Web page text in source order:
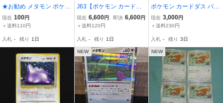
★お勧め メタモン ポケモ
ンカード いきなりへんげ
S10b★ ポケカ
現在 100円
＋送料110円
入札 - 残り 1日
J63【ポケモン カード】
メタモン ヒトカゲ メタモ
る 003/015 1ED 即決
現在 6,600円 即決 6,600円
＋送料120円
入札 - 残り 1日
ポケモン カードダス バン
ダイ FILE No.132 メタモ
ン
現在 3,000円
＋送料230円
入札 - 残り 3日
NEW NEW